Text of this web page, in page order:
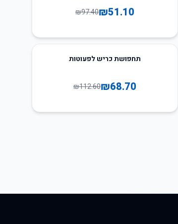
₪51.10
₪97.40
תחפושת כריש לפעוטות
₪68.70
₪112.60